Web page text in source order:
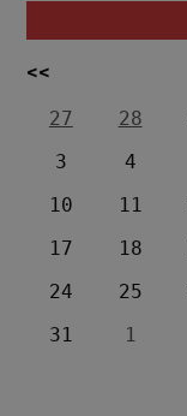
<<
27
28
3
4
10
11
17
18
24
25
31
1